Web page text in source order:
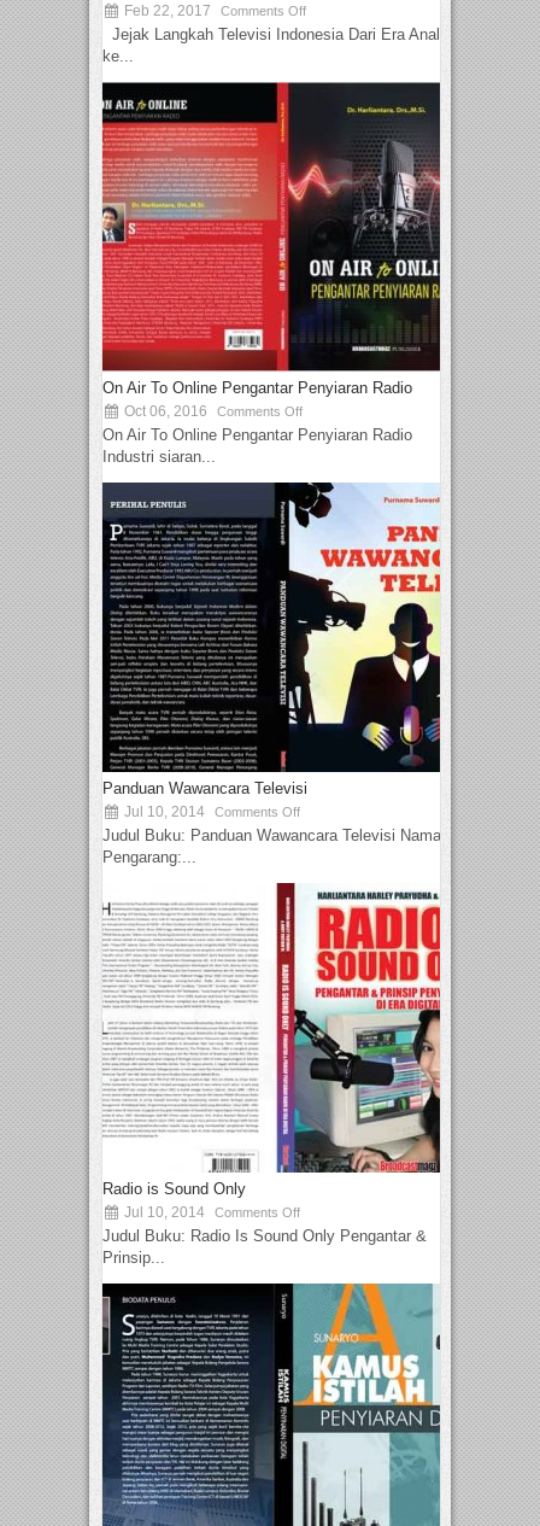
Feb 22, 2017 Comments Off
Jejak Langkah Televisi Indonesia Dari Era Analog
ke...
On Air To Online Pengantar Penyiaran Radio
Oct 06, 2016 Comments Off
On Air To Online Pengantar Penyiaran Radio
Industri siaran...
Panduan Wawancara Televisi
Jul 10, 2014 Comments Off
Judul Buku: Panduan Wawancara Televisi Nama
Pengarang:...
Radio is Sound Only
Jul 10, 2014 Comments Off
Judul Buku: Radio Is Sound Only Pengantar &
Prinsip...